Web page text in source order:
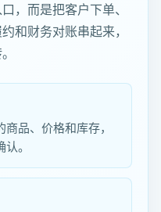
，而是把客户下单、
和财务对账串起来，
品、价格和库存，
。